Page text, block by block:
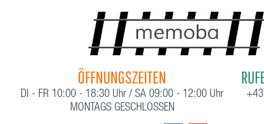
ÖFFNUNGSZEITEN
DI - FR 10:00 - 18:30 Uhr / SA 09:00 - 12:00 Uhr
MONTAGS GESCHLOSSEN